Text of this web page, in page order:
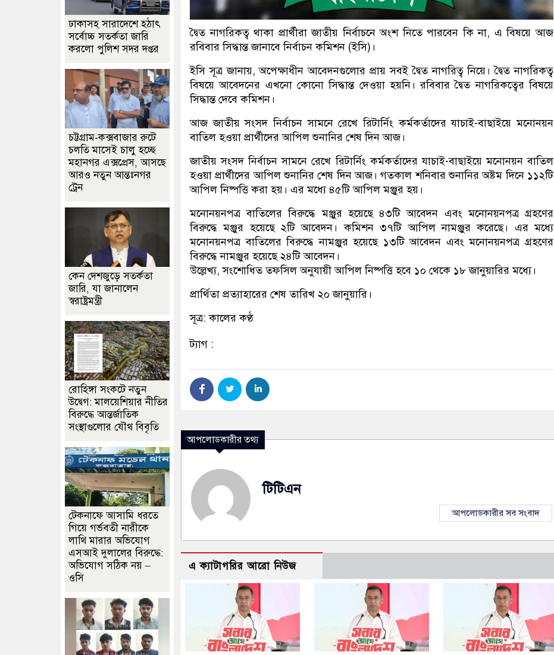
দ্বৈত নাগরিকত্ব থাকা প্রার্থীরা জাতীয় নির্বাচনে অংশ নিতে পারবেন কি না, এ বিষয়ে আজ
রবিবার সিদ্ধান্ত জানাবে নির্বাচন কমিশন (ইসি)।
ইসি সূত্র জানায়, অপেক্ষাধীন আবেদনগুলোর প্রায় সবই দ্বৈত নাগরিত্ব নিয়ে। দ্বৈত নাগরিকত্ব
বিষয়ে আবেদনের এখনো কোনো সিদ্ধান্ত দেওয়া হয়নি। রবিবার দ্বৈত নাগরিকত্বের বিষয়ে
সিদ্ধান্ত দেবে কমিশন।
আজ জাতীয় সংসদ নির্বাচন সামনে রেখে রিটার্নিং কর্মকর্তাদের যাচাই-বাছাইয়ে মনোনয়ন
বাতিল হওয়া প্রার্থীদের আপিল শুনানির শেষ দিন আজ।
জাতীয় সংসদ নির্বাচন সামনে রেখে রিটার্নিং কর্মকর্তাদের যাচাই-বাছাইয়ে মনোনয়ন বাতিল
হওয়া প্রার্থীদের আপিল শুনানির শেষ দিন আজ। গতকাল শনিবার শুনানির অষ্টম দিনে ১১২টি
আপিল নিষ্পত্তি করা হয়। এর মধ্যে ৪৫টি আপিল মঞ্জুর হয়।
মনোনয়নপত্র বাতিলের বিরুদ্ধে মঞ্জুর হয়েছে ৪৩টি আবেদন এবং মনোনয়নপত্র গ্রহণের
বিরুদ্ধে মঞ্জুর হয়েছে ২টি আবেদন। কমিশন ৩৭টি আপিল নামঞ্জুর করেছে। এর মধ্যে
মনোনয়নপত্র বাতিলের বিরুদ্ধে নামঞ্জুর হয়েছে ১৩টি আবেদন এবং মনোনয়নপত্র গ্রহণের
বিরুদ্ধে নামঞ্জুর হয়েছে ২৪টি আবেদন।
উল্লেখ্য, সংশোধিত তফসিল অনুযায়ী আপিল নিষ্পত্তি হবে ১০ থেকে ১৮ জানুয়ারির মধ্যে।
প্রার্থিতা প্রত্যাহারের শেষ তারিখ ২০ জানুয়ারি।
সূত্র: কালের কণ্ঠ
ট্যাগ :
আপলোডকারীর তথ্য
টিটিএন
আপলোডকারীর সব সংবাদ
এ ক্যাটাগরির আরো নিউজ
ঢাকাসহ সারাদেশে হঠাৎ
সর্বোচ্চ সতর্কতা জা‌রি
করলো পুলিশ সদর দপ্তর
চট্টগ্রাম-কক্সবাজার রুটে
চলতি মাসেই চালু হচ্ছে
মহানগর এক্সপ্রেস, আসছে
আরও নতুন আন্তঃনগর
ট্রেন
কেন দেশজুড়ে সতর্কতা
জারি, যা জানালেন
স্বরাষ্ট্রমন্ত্রী
রোহিঙ্গা সংকটে নতুন
উদ্বেগ: মালয়েশিয়ার নীতির
বিরুদ্ধে আন্তর্জাতিক
সংস্থাগুলোর যৌথ বিবৃতি
টেকনাফে আসামি ধরতে
গিয়ে গর্ভবতী নারীকে
লাথি মারার অভিযোগ
এসআই দুলালের বিরুদ্ধে:
অভিযোগ সঠিক নয় –
ওসি